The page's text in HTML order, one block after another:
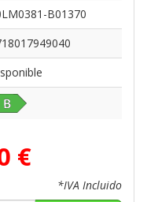
B01370
€
*IVA Incluido